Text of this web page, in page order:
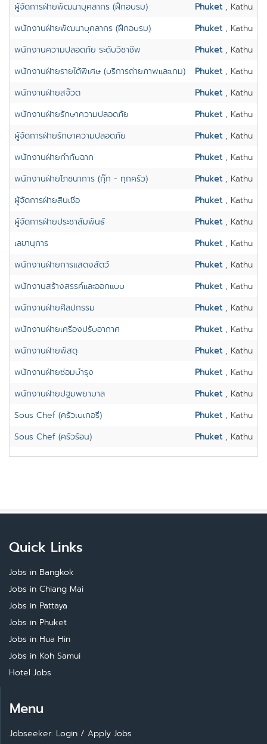
ผู้จัดการฝ่ายพัฒนาบุคลากร (ฝึกอบรม)
Phuket, Kathu
พนักงานฝ่ายพัฒนาบุคลากร (ฝึกอบรม)
Phuket, Kathu
พนักงานความปลอดภัย ระดับวิชาชีพ
Phuket, Kathu
พนักงานฝ่ายรายได้พิเศษ (บริการถ่ายภาพและเกม)
Phuket, Kathu
พนักงานฝ่ายสจ๊วต
Phuket, Kathu
พนักงานฝ่ายรักษาความปลอดภัย
Phuket, Kathu
ผู้จ้ดการฝ่ายรักษาความปลอดภัย
Phuket, Kathu
พนักงานฝ่ายกำกับฉาก
Phuket, Kathu
พนักงานฝ่ายโภชนาการ (กุ๊ก - ทุกครัว)
Phuket, Kathu
ผู้จัดการฝ่ายสินเชื่อ
Phuket, Kathu
ผู้จัดการฝ่ายประชาสัมพันธ์
Phuket, Kathu
เลขานุการ
Phuket, Kathu
พนักงานฝ่ายการแสดงสัตว์
Phuket, Kathu
พนักงานสร้างสรรค์และออกแบบ
Phuket, Kathu
พนักงานฝ่ายศิลปกรรม
Phuket, Kathu
พนักงานฝ่ายเครื่องปรับอากาศ
Phuket, Kathu
พนักงานฝ่ายพัสดุ
Phuket, Kathu
พนักงานฝ่ายซ่อมบำรุง
Phuket, Kathu
พนักงานฝ่ายปฐมพยาบาล
Phuket, Kathu
Sous Chef (ครัวเบเกอรี่)
Phuket, Kathu
Sous Chef (ครัวร้อน)
Phuket, Kathu
Quick Links
Jobs in Bangkok
Jobs in Chiang Mai
Jobs in Pattaya
Jobs in Phuket
Jobs in Hua Hin
Jobs in Koh Samui
Hotel Jobs
Menu
Jobseeker: Login / Apply Jobs